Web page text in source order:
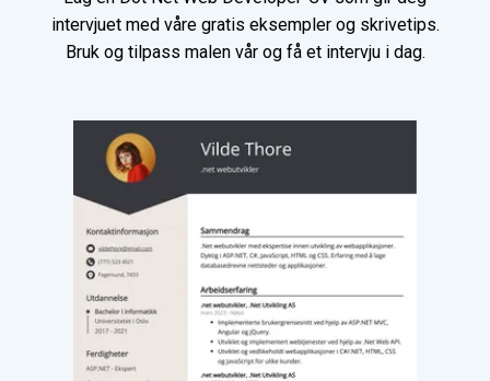
intervjuet med våre gratis eksempler og skrivetips.
Bruk og tilpass malen vår og få et intervju i dag.